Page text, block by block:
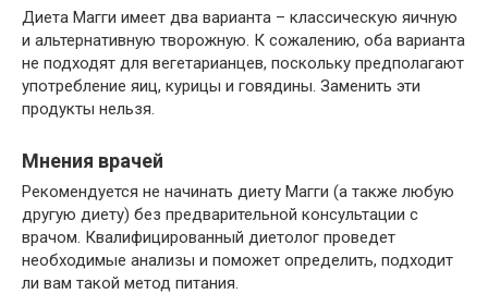
Диета Магги имеет два варианта – классическую яичную
и альтернативную творожную. К сожалению, оба варианта
не подходят для вегетарианцев, поскольку предполагают
употребление яиц, курицы и говядины. Заменить эти
продукты нельзя.
Мнения врачей
Рекомендуется не начинать диету Магги (а также любую
другую диету) без предварительной консультации с
врачом. Квалифицированный диетолог проведет
необходимые анализы и поможет определить, подходит
ли вам такой метод питания.